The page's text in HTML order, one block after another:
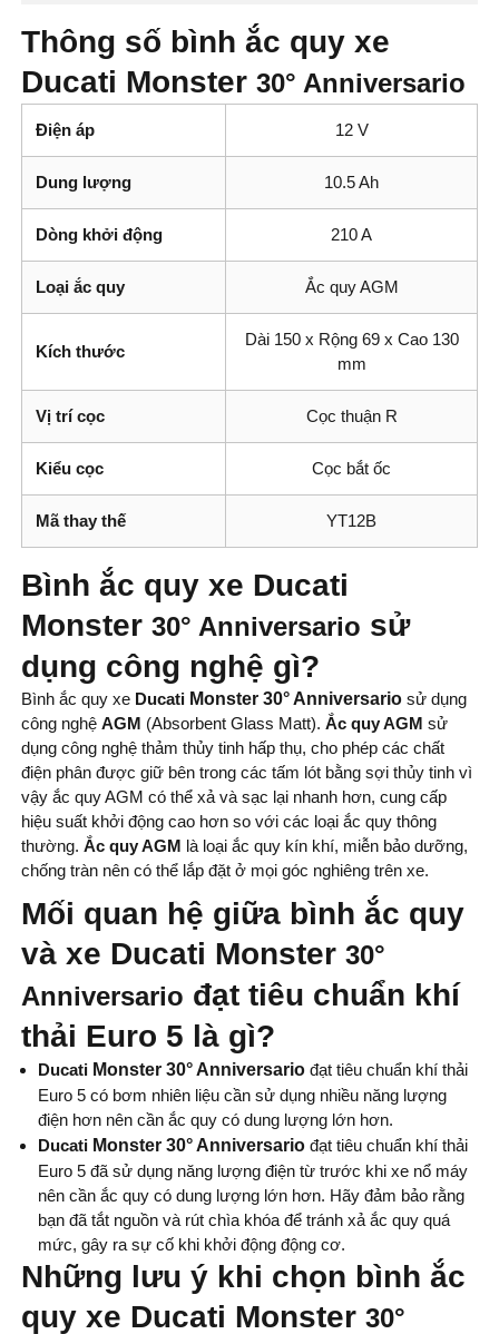
Thông số bình ắc quy xe
Ducati Monster 30° Anniversario
Điện áp 12 V
Dung lượng 10.5 Ah
Dòng khởi động 210 A
Loại ắc quy Ắc quy AGM
Kích thước
Dài 150 x Rộng 69 x Cao 130
mm
Vị trí cọc Cọc thuận R
Kiểu cọc Cọc bắt ốc
Mã thay thế YT12B
Bình ắc quy xe Ducati
Monster 30° Anniversario sử
dụng công nghệ gì?
Bình ắc quy xe Ducati Monster 30° Anniversario sử dụng
công nghệ AGM (Absorbent Glass Matt). Ắc quy AGM sử
dụng công nghệ thảm thủy tinh hấp thụ, cho phép các chất
điện phân được giữ bên trong các tấm lót bằng sợi thủy tinh vì
vậy ắc quy AGM có thể xả và sạc lại nhanh hơn, cung cấp
hiệu suất khởi động cao hơn so với các loại ắc quy thông
thường. Ắc quy AGM là loại ắc quy kín khí, miễn bảo dưỡng,
chống tràn nên có thể lắp đặt ở mọi góc nghiêng trên xe.
Mối quan hệ giữa bình ắc quy
và xe Ducati Monster 30°
Anniversario đạt tiêu chuẩn khí
thải Euro 5 là gì?
Ducati Monster 30° Anniversario đạt tiêu chuẩn khí thải
Euro 5 có bơm nhiên liệu cần sử dụng nhiều năng lượng
điện hơn nên cần ắc quy có dung lượng lớn hơn.
Ducati Monster 30° Anniversario đạt tiêu chuẩn khí thải
Euro 5 đã sử dụng năng lượng điện từ trước khi xe nổ máy
nên cần ắc quy có dung lượng lớn hơn. Hãy đảm bảo rằng
bạn đã tắt nguồn và rút chìa khóa để tránh xả ắc quy quá
mức, gây ra sự cố khi khởi động động cơ.
Những lưu ý khi chọn bình ắc
quy xe Ducati Monster 30°